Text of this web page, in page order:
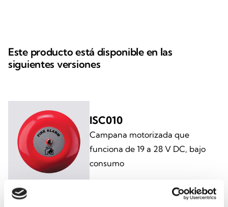
Este producto está disponible en las
siguientes versiones
ISC010
Campana motorizada que
funciona de 19 a 28 V DC, bajo
consumo